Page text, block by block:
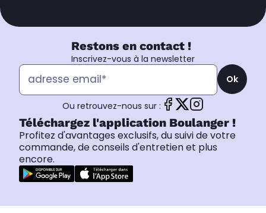
Restons en contact !
Inscrivez-vous à la newsletter
Ok
Ou retrouvez-nous sur :
Téléchargez l'application Boulanger !
Profitez d'avantages exclusifs, du suivi de votre
commande, de conseils d'entretien et plus
encore.